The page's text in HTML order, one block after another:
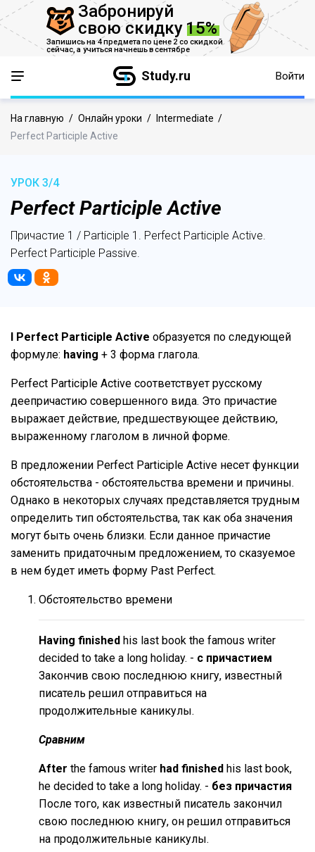
Забронируй
свою скидку 15%
Запишись на 4 предмета по цене 2 со скидкой
сейчас, а учиться начнешь в сентябре
Study.ru Войти
На главную / Онлайн уроки / Intermediate /
Perfect Participle Active
УРОК 3/4
Perfect Participle Active
Причастие 1 / Participle 1. Perfect Participle Active.
Perfect Participle Passive.
I Perfect Participle Active образуется по следующей
формуле: having + 3 форма глагола.
Perfect Participle Active соответствует русскому
деепричастию совершенного вида. Это причастие
выражает действие, предшествующее действию,
выраженному глаголом в личной форме.
В предложении Perfect Participle Active несет функции
обстоятельства - обстоятельства времени и причины.
Однако в некоторых случаях представляется трудным
определить тип обстоятельства, так как оба значения
могут быть очень близки. Если данное причастие
заменить придаточным предложением, то сказуемое
в нем будет иметь форму Past Perfect.
Обстоятельство времени
Having finished his last book the famous writer
decided to take a long holiday. - с причастием
Закончив свою последнюю книгу, известный
писатель решил отправиться на
продолжительные каникулы.
Сравним
After the famous writer had finished his last book,
he decided to take a long holiday. - без причастия
После того, как известный писатель закончил
свою последнюю книгу, он решил отправиться
на продолжительные каникулы.